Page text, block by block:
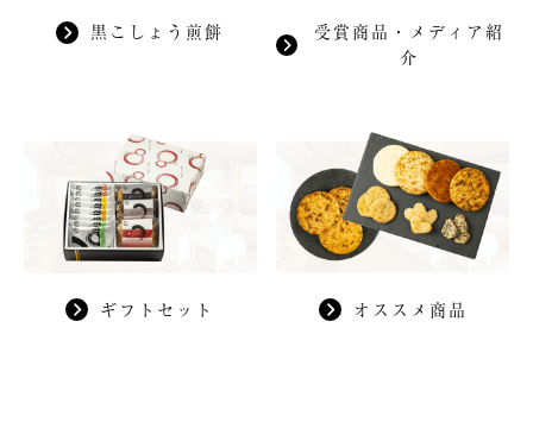
黒こしょう煎餅
受賞商品・メディア紹
介
ギフトセット オススメ商品